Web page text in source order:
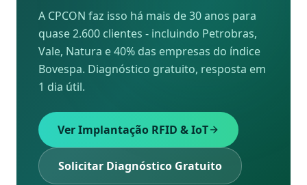
A CPCON faz isso há mais de 30 anos para
quase 2.600 clientes - incluindo Petrobras,
Vale, Natura e 40% das empresas do índice
Bovespa. Diagnóstico gratuito, resposta em
1 dia útil.
Ver Implantação RFID & IoT
Solicitar Diagnóstico Gratuito